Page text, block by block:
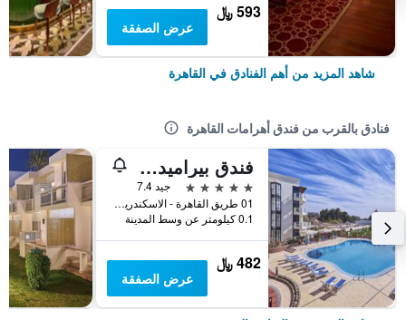
593 ﷼
عرض الصفقة
شاهد المزيد من أهم الفنادق في القاهرة
فنادق بالقرب من فندق أهرامات القاهرة
فندق بيراميدز القاهرة
5 نجوم
جيد 7.4
01 طريق القاهرة - الاسكندرية, القاهرة, مصر
0.1 كيلومتر عن وسط المدينة
482 ﷼
عرض الصفقة